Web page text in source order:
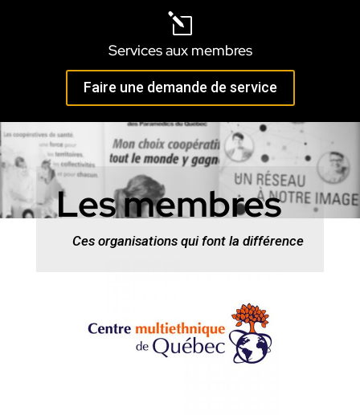
l
Services aux membres
Faire une demande de service
Les membres
Ces organisations qui font la différence